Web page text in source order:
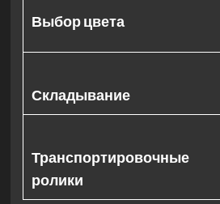
Выбор цвета
Складывание
Транспортировочные
ролики